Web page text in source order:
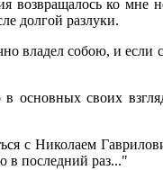
возвращалось ко мне
долгой разлуки.
владел собою, и если
основных своих
с Николаем
в последний раз..."